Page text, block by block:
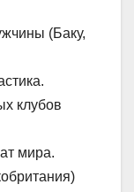
(Баку,
клубов
мира.